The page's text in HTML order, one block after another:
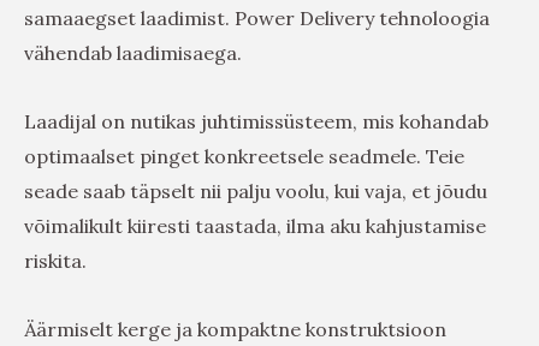
samaaegset laadimist. Power Delivery tehnoloogia
vähendab laadimisaega.
Laadijal on nutikas juhtimissüsteem, mis kohandab
optimaalset pinget konkreetsele seadmele. Teie
seade saab täpselt nii palju voolu, kui vaja, et jõudu
võimalikult kiiresti taastada, ilma aku kahjustamise
riskita.
Äärmiselt kerge ja kompaktne konstruktsioon